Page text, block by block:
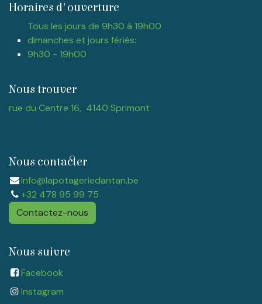
Horaires d'ouverture
Tous les jours de 9h30 à 19h00
dimanches et jours fériés:
9h30 - 19h00
Nous trouver
rue du Centre 16, 4140 Sprimont
Nous contacter
info@lapotageriedantan.be
+32 478 95 99 75
Contactez-nous
Nous suivre
Facebook
Instagram​